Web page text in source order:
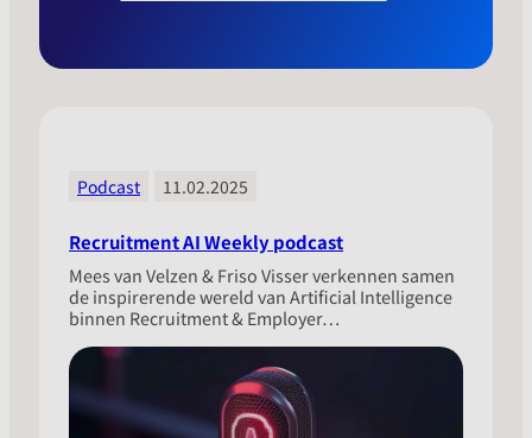
Podcast 11.02.2025
Recruitment AI Weekly podcast
Mees van Velzen & Friso Visser verkennen samen
de inspirerende wereld van Artificial Intelligence
binnen Recruitment & Employer…